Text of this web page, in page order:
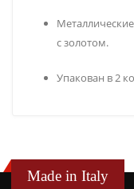
с золотом.
Упакован в 2
Made in Italy